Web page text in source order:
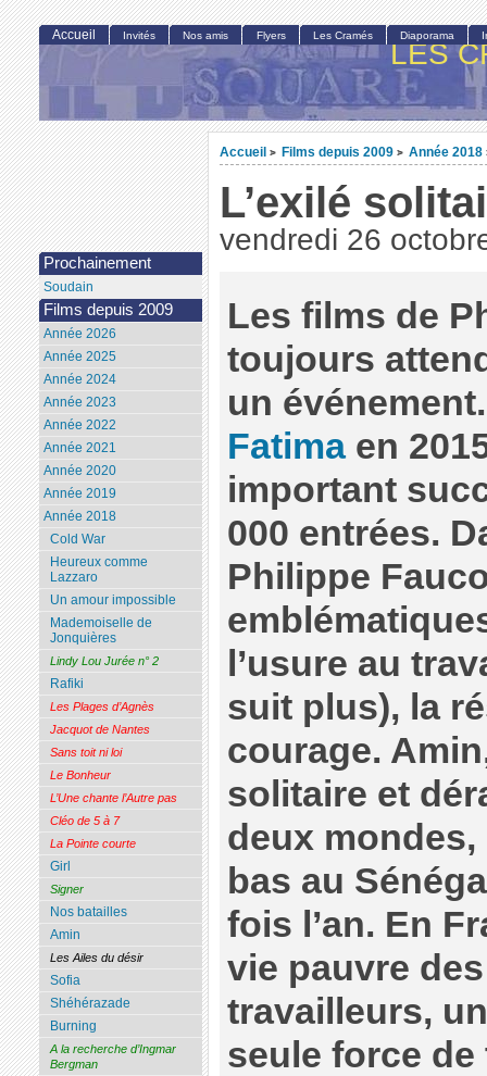
LES
Accueil > Films depuis 2009 > Année 2018
L’exilé
vendredi 26
Les films de
toujours
un
Fatimaen
important
000 entrées.
Philippe
l’usure au
suit plus), la
courage.
solitaire et
deux mondes,
bas au
fois l’an. En
vie pauvre
travailleurs,
seule force de
Accueil Invités Nos amis Flyers Les Cramés Diaporama
Prochainement
Soudain
Films depuis 2009
Année 2026
Année 2025
Année 2024
Année 2023
Année 2022
Année 2021
Année 2020
Année 2019
Année 2018
Cold War
Heureux comme
Lazzaro
Un amour impossible
Mademoiselle de
Jonquières
Lindy Lou Jurée n° 2
Rafiki
Les Plages d’Agnès
Jacquot de Nantes
Sans toit ni loi
Le Bonheur
L’Une chante l’Autre pas
Cléo de 5 à 7
La Pointe courte
Girl
Signer
Nos batailles
Amin
Les Ailes du désir
Sofia
Shéhérazade
Burning
A la recherche d’Ingmar
Bergman